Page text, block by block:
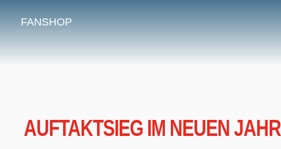
FANSHOP
AUFTAKTSIEG IM NEUEN JAHR